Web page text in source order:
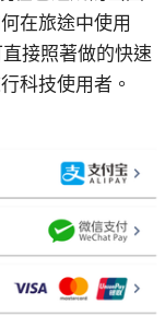
在旅途中使用
接照著做的快速
科技使用者。